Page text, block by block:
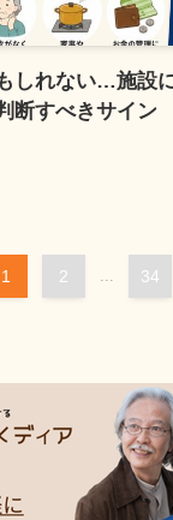
しれない…施設
断すべきサイン
1 2 ... 34